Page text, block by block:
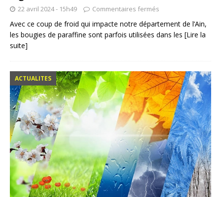
22 avril 2024 - 15h49 Commentaires fermés
Avec ce coup de froid qui impacte notre département de l’Ain,
les bougies de paraffine sont parfois utilisées dans les [Lire la
suite]
ACTUALITES